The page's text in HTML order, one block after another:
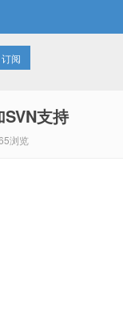
订阅
支持
浏览